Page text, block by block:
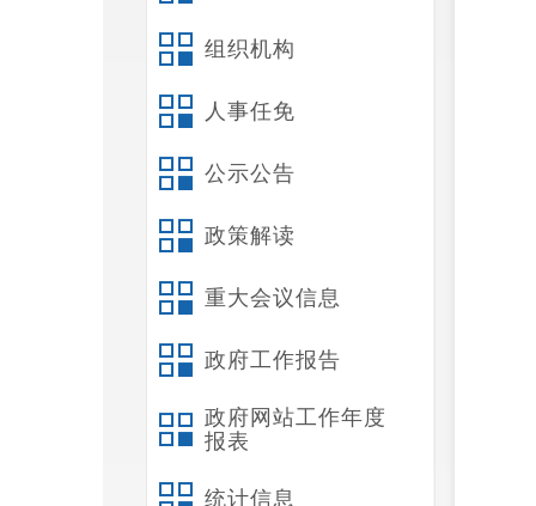
组织机构
人事任免
公示公告
政策解读
重大会议信息
政府工作报告
政府网站工作年度
报表
统计信息